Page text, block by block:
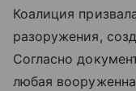
Коалиция
разоружения,
Согласно
любая